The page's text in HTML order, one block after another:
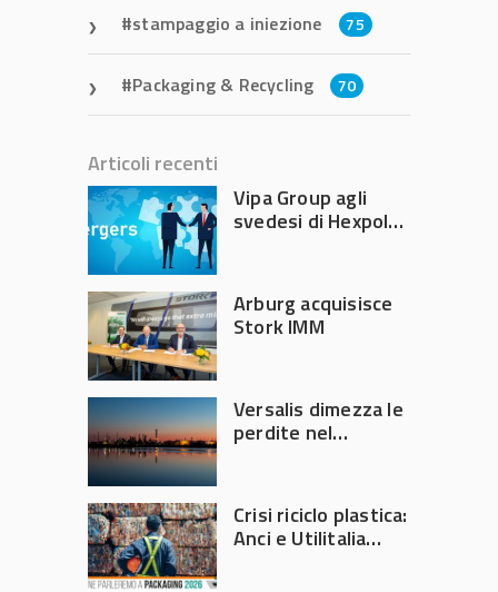
stampaggio a iniezione 75
Packaging & Recycling 70
Articoli recenti
Vipa Group agli
svedesi di Hexpol
Arburg acquisisce
Stork IMM
Versalis dimezza le
perdite nel
Crisi riciclo plastica:
Anci e Utilitalia